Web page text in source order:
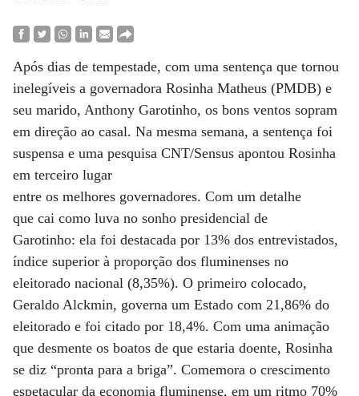
Após dias de tempestade, com uma sentença que tornou
inelegíveis a governadora Rosinha Matheus (PMDB) e
seu marido, Anthony Garotinho, os bons ventos sopram
em direção ao casal. Na mesma semana, a sentença foi
suspensa e uma pesquisa CNT/Sensus apontou Rosinha
em terceiro lugar
entre os melhores governadores. Com um detalhe
que cai como luva no sonho presidencial de
Garotinho: ela foi destacada por 13% dos entrevistados,
índice superior à proporção dos fluminenses no
eleitorado nacional (8,35%). O primeiro colocado,
Geraldo Alckmin, governa um Estado com 21,86% do
eleitorado e foi citado por 18,4%. Com uma animação
que desmente os boatos de que estaria doente, Rosinha
se diz “pronta para a briga”. Comemora o crescimento
espetacular da economia fluminense, em um ritmo 70%